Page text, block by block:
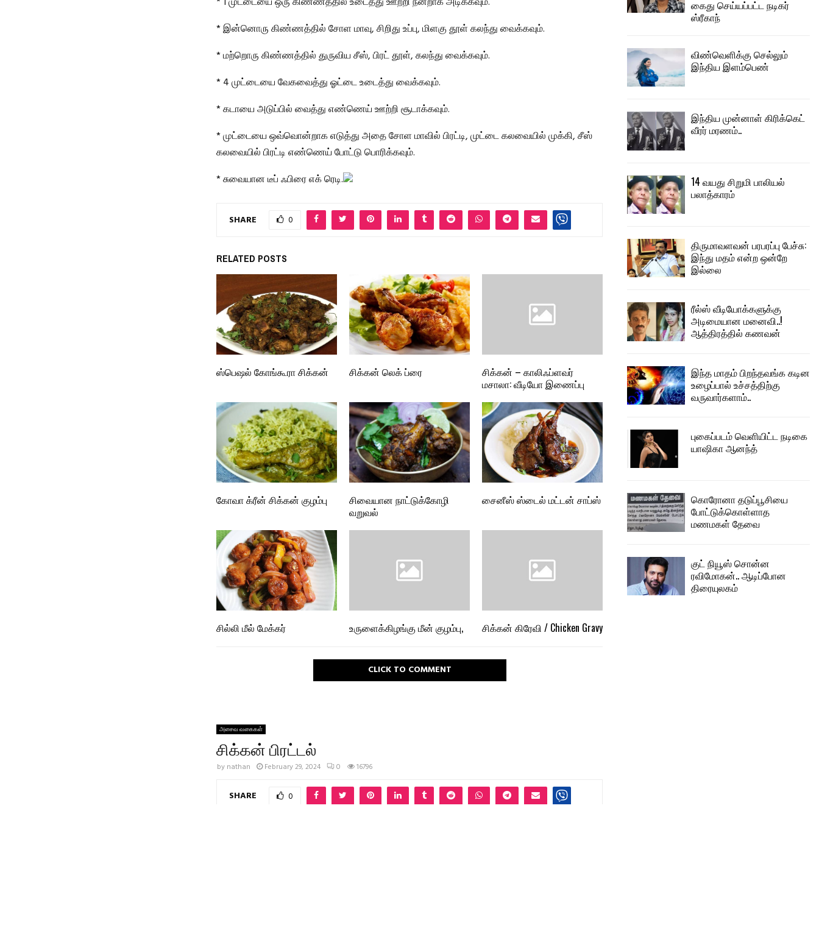
* இன்னொரு கிண்ணத்தில் சோள மாவு, சிறிது உப்பு, மிளகு தூள் கலந்து வைக்கவும்.
* மற்றொரு கிண்ணத்தில் துருவிய சீஸ், பிரட் தூள், கலந்து வைக்கவும்.
* 4 முட்டையை வேகவைத்து ஓட்டை உடைத்து வைக்கவும்.
* கடாயை அடுப்பில் வைத்து எண்ணெய் ஊற்றி சூடாக்கவும்.
* முட்டையை ஒவ்வொன்றாக எடுத்து அதை சோள மாவில் பிரட்டி, முட்டை கலவையில் முக்கி, சீஸ்
கலவையில் பிரட்டி எண்ணெய் போட்டு பொரிக்கவும்.
* சுவையான டீப் ஃபிரை எக் ரெடி.
SHARE 0
RELATED POSTS
ஸ்பெஷல் கோங்கூரா சிக்கன் சிக்கன் லெக் ப்ரை
சிக்கன் – காலிஃப்ளவர்
மசாலா: வீடியோ இணைப்பு
கோவா க்ரீன் சிக்கன் குழம்பு
சிவையான நாட்டுக்கோழி
வறுவல்
சைனீஸ் ஸ்டைல் மட்டன் சாப்ஸ்
சில்லி மீல் மேக்கர் உருளைக்கிழங்கு மீன் குழம்பு, சிக்கன் கிரேவி / Chicken Gravy
CLICK TO COMMENT
அசைவ வகைகள்
சிக்கன் பிரட்டல்
by nathan February 29, 2024 0 16796
SHARE 0
:
கைது செய்யப்பட்ட நடிகர்
ஸ்ரீகாந்
விண்வெளிக்கு செல்லும்
இந்திய இளம்பெண்
இந்திய முன்னாள் கிரிக்கெட்
வீரர் மரணம்..
14 வயது சிறுமி பாலியல்
பலாத்காரம்
திருமாவளவன் பரபரப்பு பேச்சு:
இந்து மதம் என்ற ஒன்றே
இல்லை
ரீல்ஸ் வீடியோக்களுக்கு
அடிமையான மனைவி..!
ஆத்திரத்தில் கணவன்
இந்த மாதம் பிறந்தவங்க கடின
உழைப்பால் உச்சத்திற்கு
வருவார்களாம்..
புகைப்படம் வெளியிட்ட நடிகை
யாஷிகா ஆனந்த்
கொரோனா தடுப்பூசியை
போட்டுக்கொள்ளாத
மணமகள் தேவை
குட் நியூஸ் சொன்ன
ரவிமோகன்.. ஆடிப்போன
திரையுலகம்